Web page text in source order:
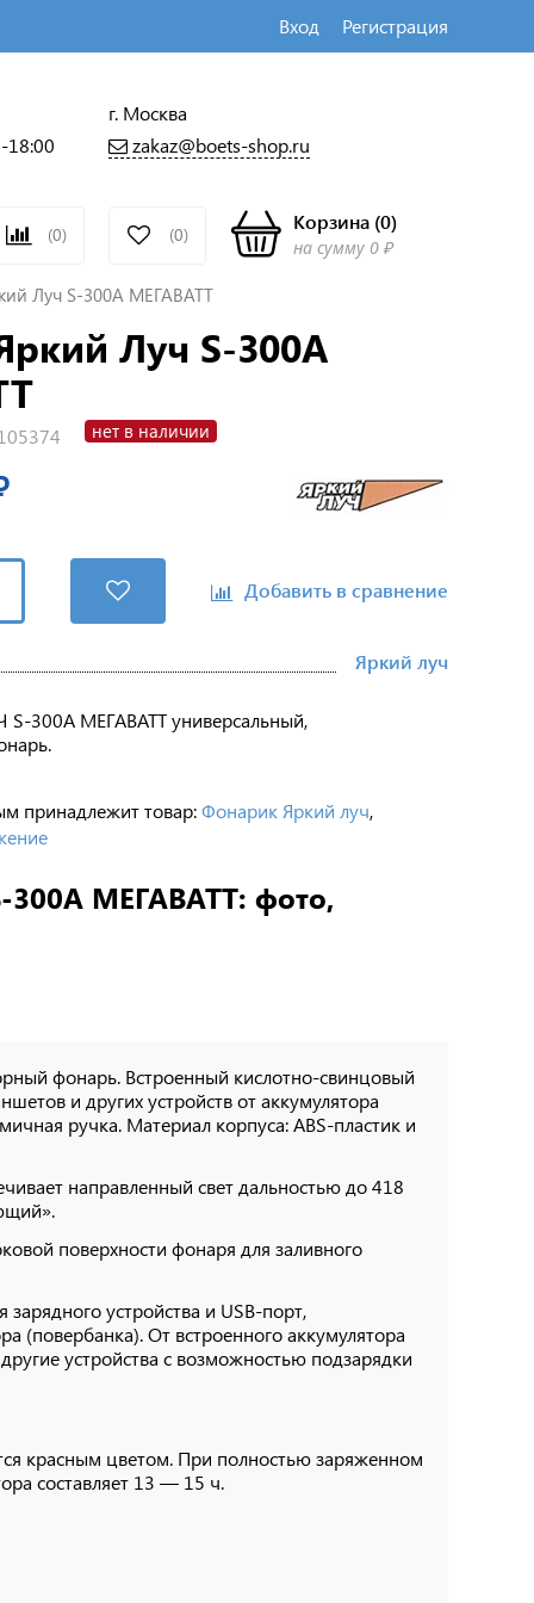
Вход Регистрация
18:00
г. Москва
zakaz@boets-shop.ru
(0) (0)
Корзина(0)
на сумму 0 ₽
Луч S-300A МЕГАВАТТ
Луч S-300A
нет в наличии
Добавить в сравнение
Яркий луч
300A МЕГАВАТТ универсальный,
принадлежит товар:Фонарик Яркий луч,
МЕГАВАТТ: фото,
фонарь. Встроенный кислотно-свинцовый
и других устройств от аккумулятора
ручка. Материал корпуса: ABS-пластик и
направленный свет дальностью до 418
поверхности фонаря для заливного
устройства и USB-порт,
(повербанка). От встроенного аккумулятора
устройства с возможностью подзарядки
красным цветом. При полностью заряженном
составляет 13 — 15 ч.